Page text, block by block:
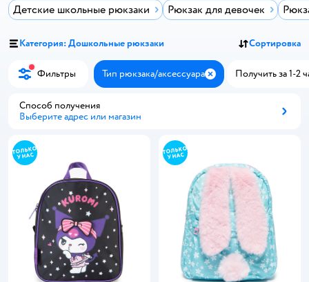
Детские школьные рюкзаки Рюкзак для девочек
Категория: Дошкольные рюкзаки Сортировка
Фильтры Тип рюкзака/аксессуара ЗакрытьПолучить за 1-2
Способ получения
Выберите адрес или магазин